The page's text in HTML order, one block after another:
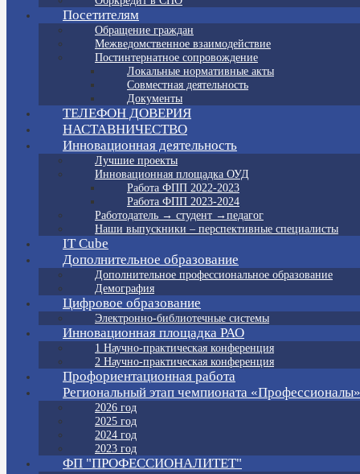
Посетителям
Обращение граждан
Межведомственное взаимодействие
Постинтернатное сопровождение
Локальные нормативные акты
Совместная деятельность
Документы
ТЕЛЕФОН ДОВЕРИЯ
НАСТАВНИЧЕСТВО
Инновационная деятельность
Лучшие проекты
Инновационная площадка ОУД
Работа ФПП 2022-2023
Работа ФПП 2023-2024
Работодатель → студент →педагог
Наши выпускники – перспективные специалисты
IT Cube
Дополнительное образование
Дополнительное профессиональное образование
Демография
Цифровое образование
Электронно-библиотечные системы
Инновационная площадка РАО
1 Научно-практическая конференция
2 Научно-практическая конференция
Профориентационная работа
Региональный этап чемпионата «Профессионалы»
2026 год
2025 год
2024 год
2023 год
ФП "ПРОФЕССИОНАЛИТЕТ"